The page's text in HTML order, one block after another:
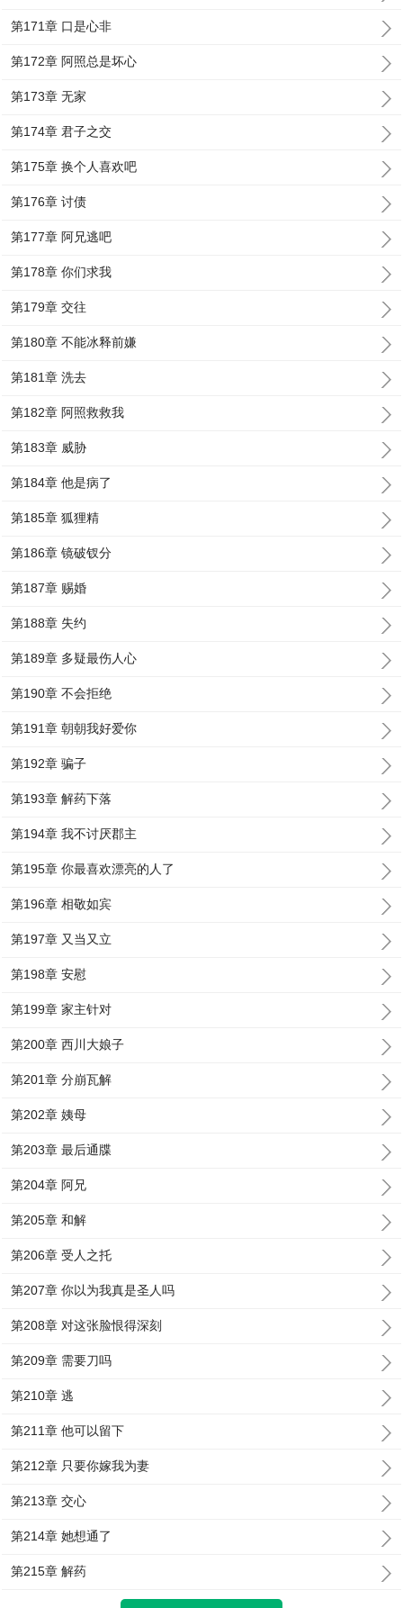
第171章 口是心非
第172章 阿照总是坏心
第173章 无家
第174章 君子之交
第175章 换个人喜欢吧
第176章 讨债
第177章 阿兄逃吧
第178章 你们求我
第179章 交往
第180章 不能冰释前嫌
第181章 洗去
第182章 阿照救救我
第183章 威胁
第184章 他是病了
第185章 狐狸精
第186章 镜破钗分
第187章 赐婚
第188章 失约
第189章 多疑最伤人心
第190章 不会拒绝
第191章 朝朝我好爱你
第192章 骗子
第193章 解药下落
第194章 我不讨厌郡主
第195章 你最喜欢漂亮的人了
第196章 相敬如宾
第197章 又当又立
第198章 安慰
第199章 家主针对
第200章 西川大娘子
第201章 分崩瓦解
第202章 姨母
第203章 最后通牒
第204章 阿兄
第205章 和解
第206章 受人之托
第207章 你以为我真是圣人吗
第208章 对这张脸恨得深刻
第209章 需要刀吗
第210章 逃
第211章 他可以留下
第212章 只要你嫁我为妻
第213章 交心
第214章 她想通了
第215章 解药